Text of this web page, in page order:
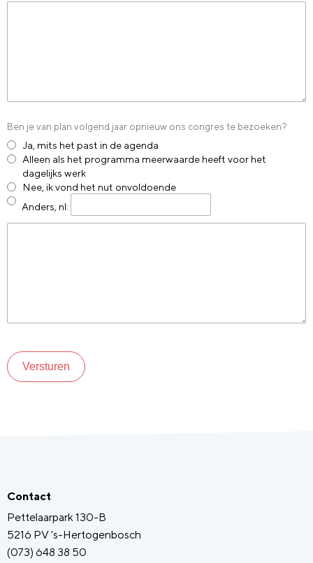
Ben je van plan volgend jaar opnieuw ons congres te bezoeken?
Ja, mits het past in de agenda
Alleen als het programma meerwaarde heeft voor het
dagelijks werk
Nee, ik vond het nut onvoldoende
Anders, nl:
Versturen
Contact
Pettelaarpark 130-B
5216 PV 's-Hertogenbosch
(073) 648 38 50